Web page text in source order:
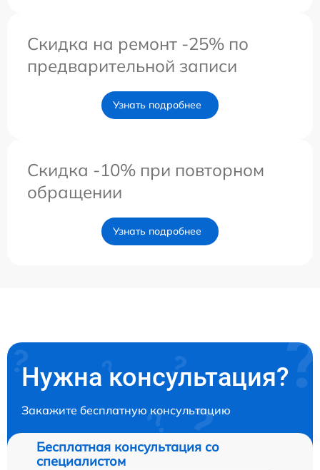
Скидка на ремонт -25% по
предварительной записи
Узнать подробнее
Скидка -10% при повторном
обращении
Узнать подробнее
Нужна консультация?
Закажите бесплатную консультацию
Бесплатная консультация со
специалистом